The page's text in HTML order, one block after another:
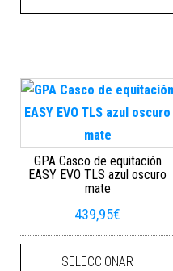
GPA Casco de equitación
EASY EVO TLS azul oscuro
mate
439,95€
SELECCIONAR